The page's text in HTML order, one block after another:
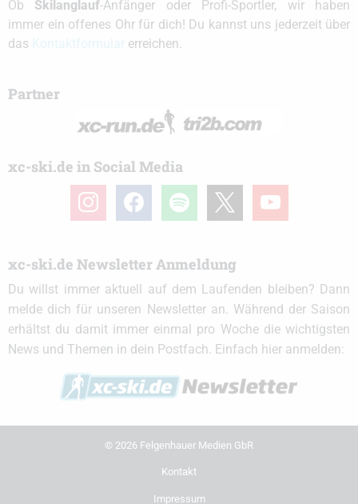
Ob Skilanglauf-Anfänger oder Profi-Sportler, wir haben
immer ein offenes Ohr für dich! Du kannst uns jederzeit über
das
erreichen.
Partner
xc-ski.de in Social Media
instagramfacebook spotify youtube
xc-ski.de Newsletter Anmeldung
Du willst immer aktuell auf dem Laufenden bleiben? Dann
melde dich für unseren Newsletter an. Während der Saison
erhältst du damit immer einmal pro Woche die wichtigsten
News und Themen in dein Postfach. Einfach hier anmelden:
© 2026 Felgenhauer Medien GbR
Kontakt
Impressum